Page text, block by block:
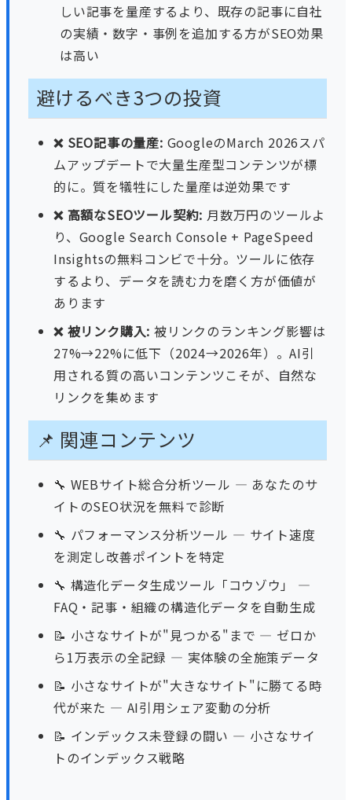
しい記事を量産するより、既存の記事に自社
の実績・数字・事例を追加する方がSEO効果
は高い
避けるべき3つの投資
❌ SEO記事の量産: GoogleのMarch 2026スパ
ムアップデートで大量生産型コンテンツが標
的に。質を犠牲にした量産は逆効果です
❌ 高額なSEOツール契約: 月数万円のツールよ
り、Google Search Console + PageSpeed
Insightsの無料コンビで十分。ツールに依存
するより、データを読む力を磨く方が価値が
あります
❌ 被リンク購入: 被リンクのランキング影響は
27%→22%に低下（2024→2026年）。AI引
用される質の高いコンテンツこそが、自然な
リンクを集めます
📌 関連コンテンツ
🔧 WEBサイト総合分析ツール — あなたのサ
イトのSEO状況を無料で診断
🔧 パフォーマンス分析ツール — サイト速度
を測定し改善ポイントを特定
🔧 構造化データ生成ツール「コウゾウ」
—
FAQ・記事・組織の構造化データを自動生成
📝 小さなサイトが"見つかる"まで — ゼロか
ら1万表示の全記録 — 実体験の全施策データ
📝 小さなサイトが"大きなサイト"に勝てる時
代が来た — AI引用シェア変動の分析
📝 インデックス未登録の闘い — 小さなサイ
トのインデックス戦略